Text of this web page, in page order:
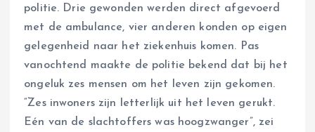
politie. Drie gewonden werden direct afgevoerd
met de ambulance, vier anderen konden op eigen
gelegenheid naar het ziekenhuis komen. Pas
vanochtend maakte de politie bekend dat bij het
ongeluk zes mensen om het leven zijn gekomen.
“Zes inwoners zijn letterlijk uit het leven gerukt.
Eén van de slachtoffers was hoogzwanger”, zei